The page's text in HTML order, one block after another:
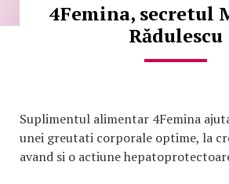
4Femina, secretul
Rădulescu
Suplimentul alimentar 4Femina
unei greutati corporale optime, la
avand si o actiune